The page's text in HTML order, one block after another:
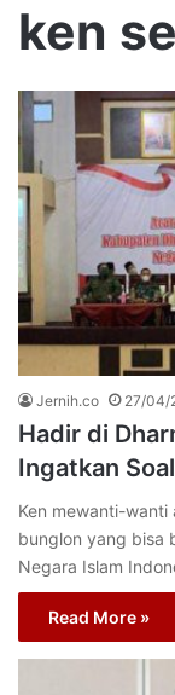
ken
Jernih.co 27/04/
Hadir di
Ingatkan
Ken mewanti-
bunglon yang bisa
Negara Islam
Read More »